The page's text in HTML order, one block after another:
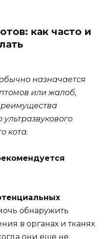
как часто и
назначается
или жалоб,
кота.
обнаружить
в органах и тканях
они еще не